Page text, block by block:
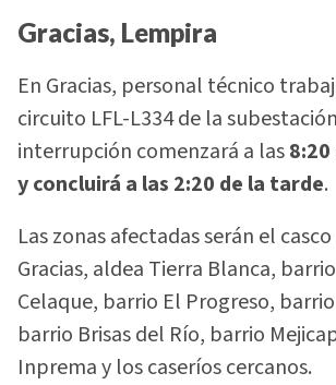
Gracias, Lempira
En Gracias, personal técnico
circuito LFL-L334 de la
interrupción comenzará a las
y concluirá a las 2:20 de la tarde.
Las zonas afectadas serán el
Gracias, aldea Tierra Blanca,
Celaque, barrio El Progreso,
barrio Brisas del Río, barrio
Inprema y los caseríos cercanos.